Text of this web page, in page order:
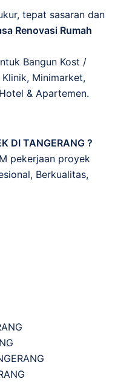
tepat sasaran dan
Renovasi Rumah
Bangun Kost /
Minimarket,
& Apartemen.
DI TANGERANG ?
pekerjaan proyek
Berkualitas,